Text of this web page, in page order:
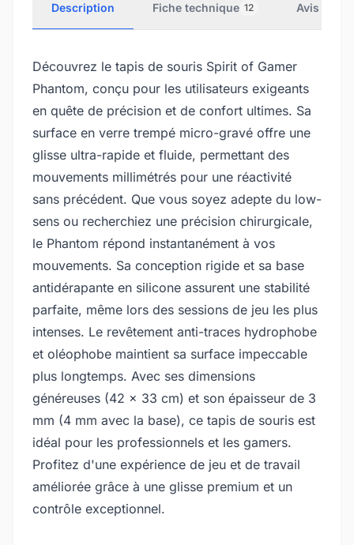
Description Fiche technique 12 Avis
Découvrez le tapis de souris Spirit of Gamer
Phantom, conçu pour les utilisateurs exigeants
en quête de précision et de confort ultimes. Sa
surface en verre trempé micro-gravé offre une
glisse ultra-rapide et fluide, permettant des
mouvements millimétrés pour une réactivité
sans précédent. Que vous soyez adepte du low-
sens ou recherchiez une précision chirurgicale,
le Phantom répond instantanément à vos
mouvements. Sa conception rigide et sa base
antidérapante en silicone assurent une stabilité
parfaite, même lors des sessions de jeu les plus
intenses. Le revêtement anti-traces hydrophobe
et oléophobe maintient sa surface impeccable
plus longtemps. Avec ses dimensions
généreuses (42 x 33 cm) et son épaisseur de 3
mm (4 mm avec la base), ce tapis de souris est
idéal pour les professionnels et les gamers.
Profitez d'une expérience de jeu et de travail
améliorée grâce à une glisse premium et un
contrôle exceptionnel.